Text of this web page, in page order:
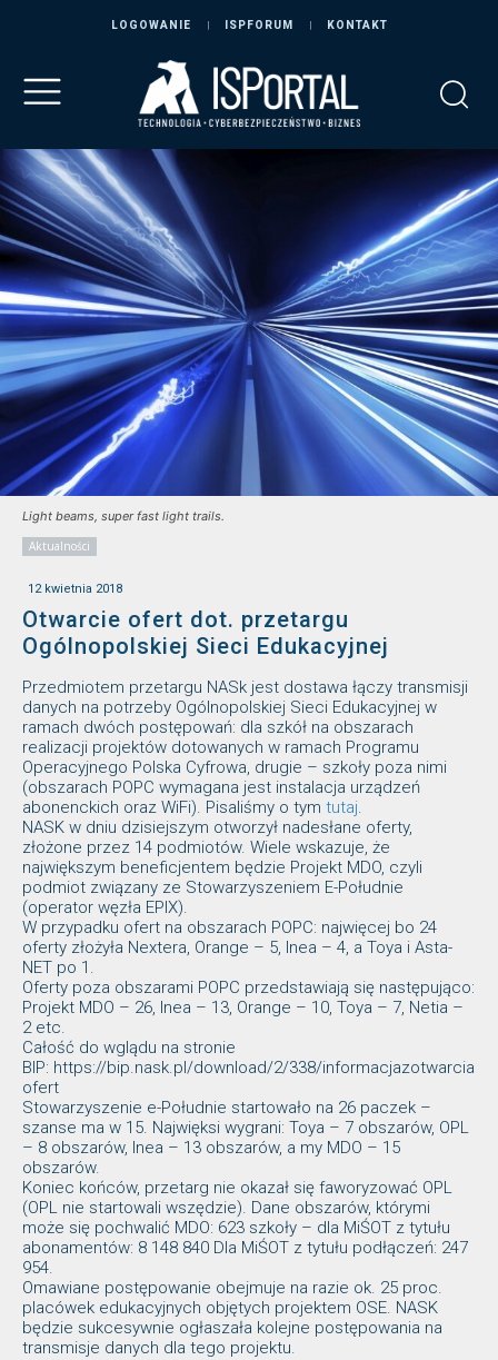
LOGOWANIE ISPFORUM KONTAKT
Light beams, super fast light trails.
Aktualności
12 kwietnia 2018
Otwarcie ofert dot. przetargu
Ogólnopolskiej Sieci Edukacyjnej
Przedmiotem przetargu NASk jest dostawa łączy transmisji
danych na potrzeby Ogólnopolskiej Sieci Edukacyjnej w
ramach dwóch postępowań: dla szkół na obszarach
realizacji projektów dotowanych w ramach Programu
Operacyjnego Polska Cyfrowa, drugie – szkoły poza nimi
(obszarach POPC wymagana jest instalacja urządzeń
abonenckich oraz WiFi). Pisaliśmy o tym tutaj.
NASK w dniu dzisiejszym otworzył nadesłane oferty,
złożone przez 14 podmiotów. Wiele wskazuje, że
największym beneficjentem będzie Projekt MDO, czyli
podmiot związany ze Stowarzyszeniem E-Południe
(operator węzła EPIX).
W przypadku ofert na obszarach POPC: najwięcej bo 24
oferty złożyła Nextera, Orange – 5, Inea – 4, a Toya i Asta-
NET po 1.
Oferty poza obszarami POPC przedstawiają się następująco:
Projekt MDO – 26, Inea – 13, Orange – 10, Toya – 7, Netia –
2 etc.
Całość do wglądu na stronie
BIP: https://bip.nask.pl/download/2/338/informacjazotwarcia
ofert
Stowarzyszenie e-Południe startowało na 26 paczek –
szanse ma w 15. Najwięksi wygrani: Toya – 7 obszarów, OPL
– 8 obszarów, Inea – 13 obszarów, a my MDO – 15
obszarów.
Koniec końców, przetarg nie okazał się faworyzować OPL
(OPL nie startowali wszędzie). Dane obszarów, którymi
może się pochwalić MDO: 623 szkoły – dla MiŚOT z tytułu
abonamentów: 8 148 840 Dla MiŚOT z tytułu podłączeń: 247
954.
Omawiane postępowanie obejmuje na razie ok. 25 proc.
placówek edukacyjnych objętych projektem OSE. NASK
będzie sukcesywnie ogłaszała kolejne postępowania na
transmisje danych dla tego projektu.